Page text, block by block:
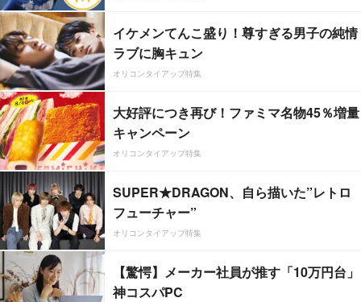
イケメンてんこ盛り！尊すぎる男子の純情
ラブに胸キュン
オリコンタイアップ特集
大好評につき再び！ファミマ名物45％増量
キャンペーン
オリコンタイアップ特集
SUPER★DRAGON、自ら描いた”レトロ
フューチャー”
オリコンタイアップ特集
【驚愕】メーカー社員が推す「10万円台」
神コスパPC